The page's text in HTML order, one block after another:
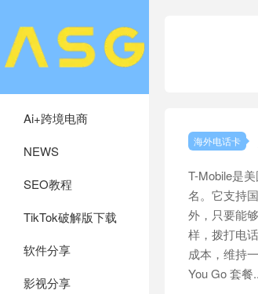
Ai+跨境电商
NEWS
SEO教程
TikTok破解版下载
软件分享
影视分享
海外电话卡
T-Mobile是
名。它支持
外，只要能
样，拨打电
成本，维持
You Go 套餐